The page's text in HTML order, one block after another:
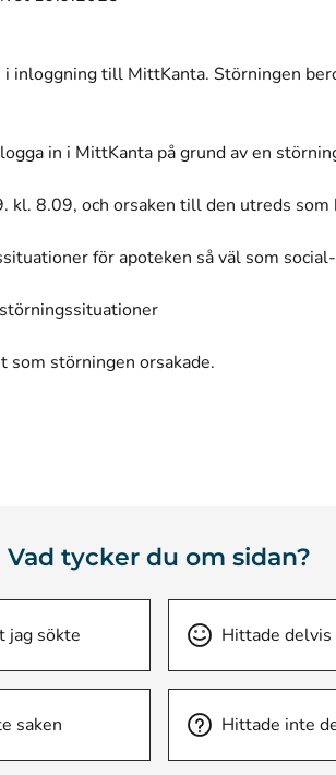
i inloggning till MittKanta. Störningen
in i MittKanta på grund av en
kl. 8.09, och orsaken till den utreds som
för apoteken så väl som
som störningen orsakade.
Vad tycker du om sidan?
jag sökte Hittade
saken Hittade inte